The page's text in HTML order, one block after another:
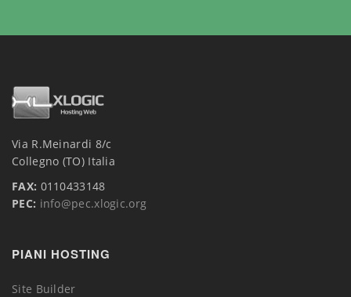
Via R.Meinardi 8/c
Collegno (TO) Italia
FAX: 0110433148
PEC: info@pec.xlogic.org
PIANI HOSTING
Site Builder